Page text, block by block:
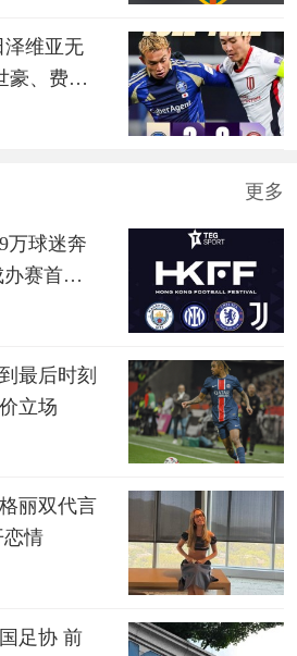
泽维亚无
豪、费利
更多
万球迷奔
赛首选
最后时刻
立场
丽双代言
恋情
足协 前